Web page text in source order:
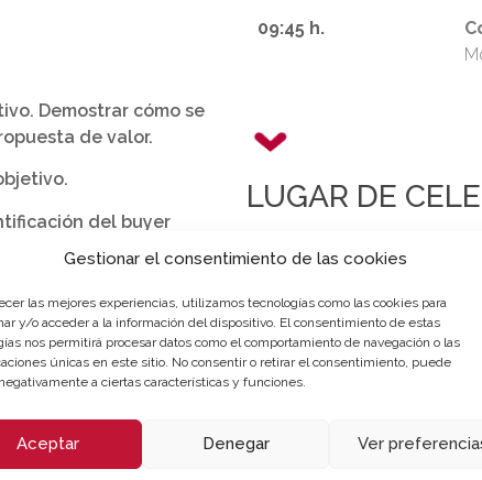
Gestionar el consentimiento de las cookies
las mejores experiencias, utilizamos tecnologías como las cookies para
y/o acceder a la información del dispositivo. El consentimiento de estas
nos permitirá procesar datos como el comportamiento de navegación o las
únicas en este sitio. No consentir o retirar el consentimiento, puede
a ciertas características y funciones.
Aceptar Denegar Ver
Demostrar cómo se
de valor.
del buyer
09:45 h.
LUGAR DE
Webinar - Cámara
[jornada-duracion2]
Inscripción